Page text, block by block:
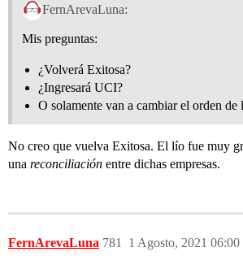
FernArevaLuna:
Mis preguntas:
¿Volverá Exitosa?
¿Ingresará UCI?
O solamente van a cambiar el orden de
No creo que vuelva Exitosa. El lío fue muy
una reconciliación entre dichas empresas.
FernArevaLuna 1 Agosto, 2021 06:00
781